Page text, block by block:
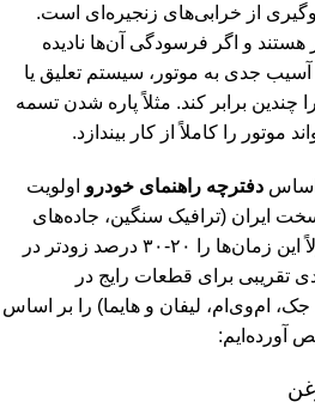
از خرابی‌های زنجیره‌ای است.
و اگر فرسودگی آن‌ها نادیده
جدی به موتور، سیستم تعلیق یا
چندین برابر کند. مثلاً پاره شدن تسمه
موتور را کاملاً از کار بیندازد.
اساس دفترچه راهنمای خودرو اولویت
ایران (ترافیک سنگین، جاده‌های
ناهموار، گردوغبار زیاد) معمولاً این زمان‌ها را ۲۰-۳۰ درصد زودتر در
تقریبی برای قطعات رایج در
ام‌وی‌ام، لیفان و هایما) را بر اساس
آورده‌ایم: